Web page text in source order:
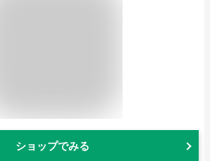
ショップでみる